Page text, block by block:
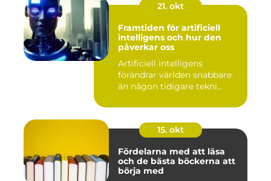
21. okt
Framtiden för artificiell
intelligens och hur den
påverkar oss
Artificiell intelligens
förändrar världen snabbare
än någon tidigare tekni...
15. okt
Fördelarna med att läsa
och de bästa böckerna att
börja med